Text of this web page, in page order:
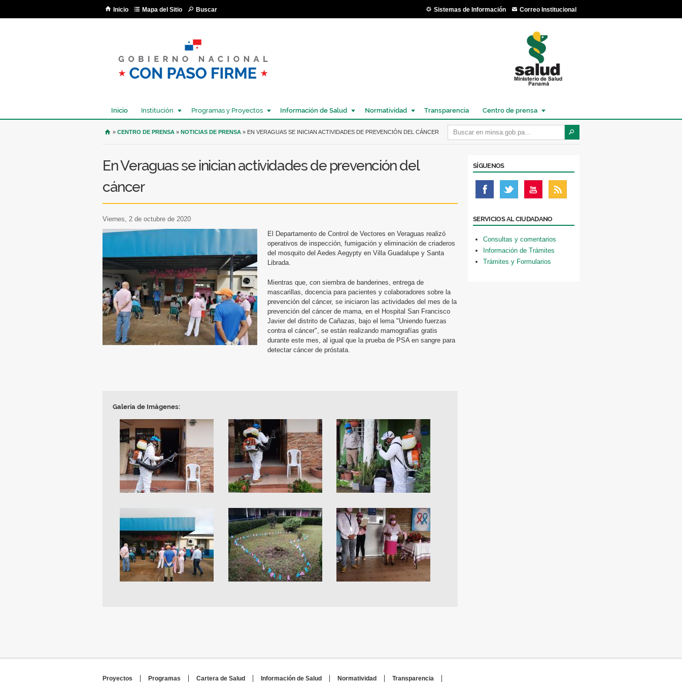
Inicio Mapa del Sitio Buscar Sistemas de Información Correo Institucional
Inicio Institución Programas y Proyectos Información de Salud Normatividad Transparencia Centro de prensa
USTED SE ENCUENTRA AQUÍ
» CENTRO DE PRENSA » NOTICIAS DE PRENSA » EN VERAGUAS SE INICIAN ACTIVIDADES DE PREVENCIÓN DEL CÁNCER
En Veraguas se inician actividades de prevención del
cáncer
viernes, 2 de octubre de 2020
El Departamento de Control de Vectores en Veraguas realizó
operativos de inspección, fumigación y eliminación de criaderos
del mosquito del Aedes Aegypty en Villa Guadalupe y Santa
Librada.
Mientras que, con siembra de banderines, entrega de
mascarillas, docencia para pacientes y colaboradores sobre la
prevención del cáncer, se iniciaron las actividades del mes de la
prevención del cáncer de mama, en el Hospital San Francisco
Javier del distrito de Cañazas, bajo el lema "Uniendo fuerzas
contra el cáncer", se están realizando mamografías gratis
durante este mes, al igual que la prueba de PSA en sangre para
detectar cáncer de próstata.
Galería de Imágenes:
SÍGUENOS
SERVICIOS AL CIUDADANO
Consultas y comentarios
Información de Trámites
Trámites y Formularios
Proyectos Programas Cartera de Salud Información de Salud Normatividad Transparencia